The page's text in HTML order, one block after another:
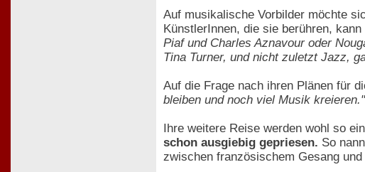
Auf musikalische Vorbilder möchte
KünstlerInnen, die sie berühren,
Piaf und Charles Aznavour oder
Tina Turner, und nicht zuletzt Jazz,
Auf die Frage nach ihren Plänen für
bleiben und noch viel Musik kreieren."
Ihre weitere Reise werden wohl so
schon ausgiebig gepriesen. So
zwischen französischem Gesang und